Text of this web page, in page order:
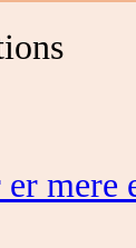
mere